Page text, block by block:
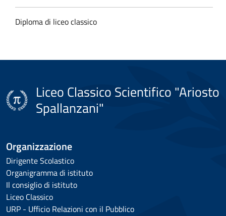
Diploma di liceo classico
Liceo Classico Scientifico "Ariosto
Spallanzani"
Organizzazione
Dirigente Scolastico
Organigramma di istituto
Il consiglio di istituto
Liceo Classico
URP - Ufficio Relazioni con il Pubblico